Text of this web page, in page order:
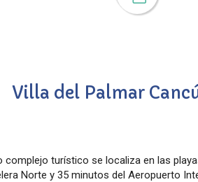
Villa del Palmar
complejo turístico se localiza en las
Norte y 35 minutos del Aeropuerto